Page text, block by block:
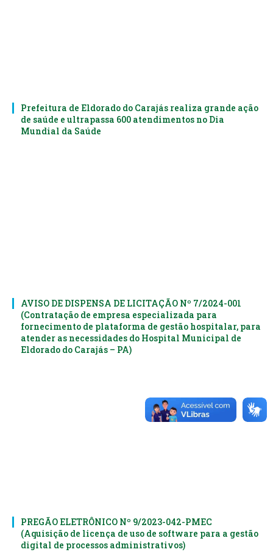
Prefeitura de Eldorado do Carajás realiza grande ação
de saúde e ultrapassa 600 atendimentos no Dia
Mundial da Saúde
AVISO DE DISPENSA DE LICITAÇÃO Nº 7/2024-001
(Contratação de empresa especializada para
fornecimento de plataforma de gestão hospitalar, para
atender as necessidades do Hospital Municipal de
Eldorado do Carajás – PA)
PREGÃO ELETRÔNICO Nº 9/2023-042-PMEC
(Aquisição de licença de uso de software para a gestão
digital de processos administrativos)